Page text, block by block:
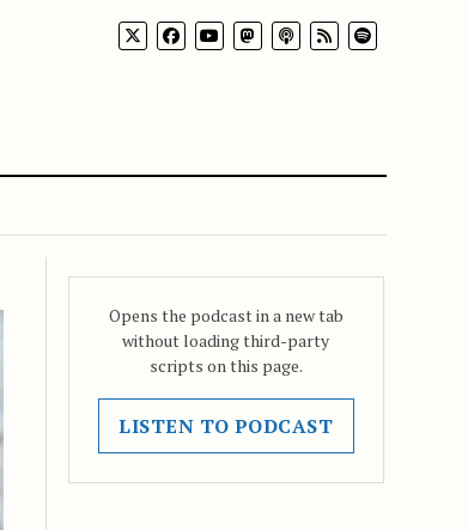
Opens the podcast in a new tab
without loading third-party
scripts on this page.
LISTEN TO PODCAST